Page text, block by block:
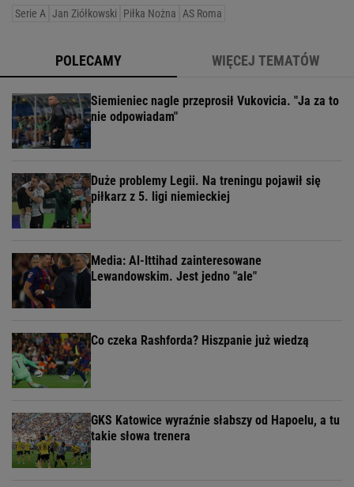
Serie A Jan Ziółkowski Piłka Nożna AS Roma
POLECAMY WIĘCEJ TEMATÓW
Siemieniec nagle przeprosił Vukovicia. "Ja za to
nie odpowiadam"
Duże problemy Legii. Na treningu pojawił się
piłkarz z 5. ligi niemieckiej
Media: Al-Ittihad zainteresowane
Lewandowskim. Jest jedno "ale"
Co czeka Rashforda? Hiszpanie już wiedzą
GKS Katowice wyraźnie słabszy od Hapoelu, a tu
takie słowa trenera